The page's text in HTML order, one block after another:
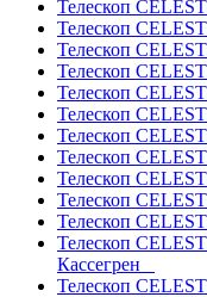
Телескоп
Телескоп
Телескоп
Телескоп
Телескоп
Телескоп
Телескоп
Телескоп
Телескоп
Телескоп
Телескоп
Телескоп
Кассегрен
Телескоп